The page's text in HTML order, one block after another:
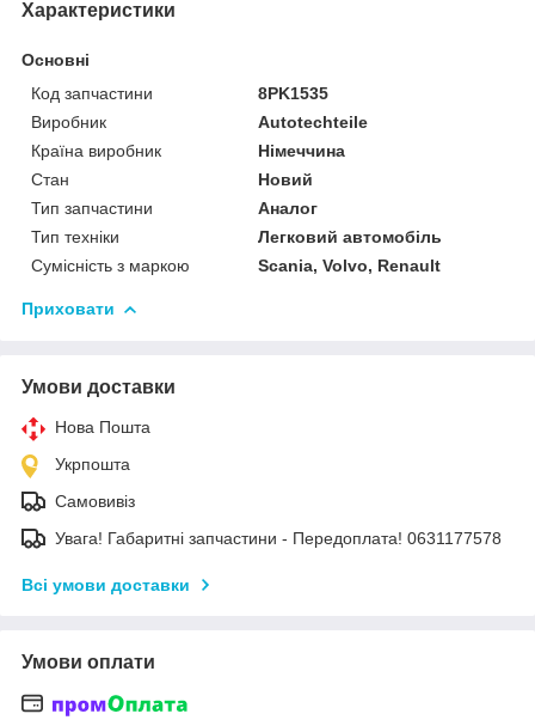
Характеристики
Основні
Код запчастини
8PK1535
Виробник
Autotechteile
Країна виробник
Німеччина
Стан
Новий
Тип запчастини
Аналог
Тип техніки
Легковий автомобіль
Сумісність з маркою
Scania, Volvo, Renault
Приховати
Умови доставки
Нова Пошта
Укрпошта
Самовивіз
Увага! Габаритні запчастини - Передоплата! 0631177578
Всі умови доставки
Умови оплати